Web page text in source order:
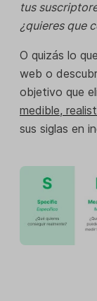
tus
¿quieres que
O quizás lo
web o
objetivo que
medible,
sus siglas en